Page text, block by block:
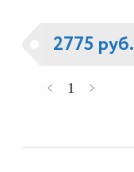
2775 руб.